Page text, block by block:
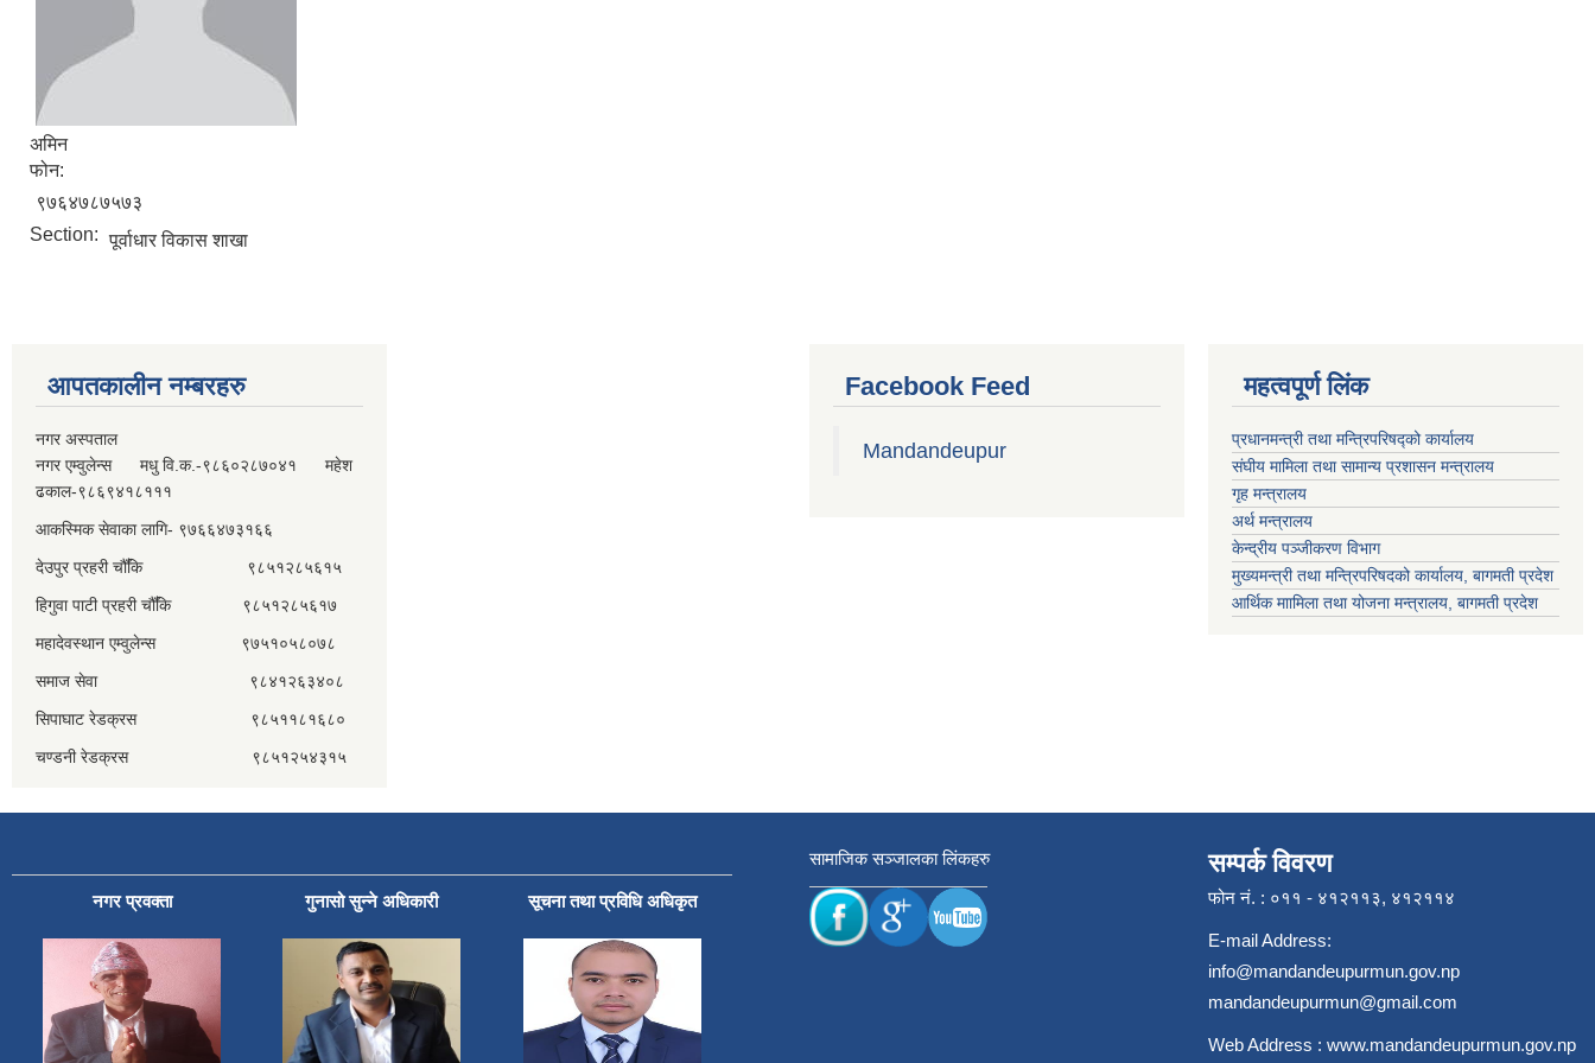
अमिन
फोन:
९७६४७८७५७३
Section: पूर्वाधार विकास शाखा
आपतकालीन नम्बरहरु
नगर अस्पताल
नगर एम्वुलेन्स मधु वि.क.-९८६०२८७०४१ महेश
ढकाल-९८६९४१८१११
आकस्मिक सेवाका लागि- ९७६६४७३१६६
देउपुर प्रहरी चौँकि ९८५१२८५६१५
हिगुवा पाटी प्रहरी चौँकि ९८५१२८५६१७
महादेवस्थान एम्वुलेन्स ९७५१०५८०७८
समाज सेवा ९८४१२६३४०८
सिपाघाट रेडक्रस ९८५११८१६८०
चण्डनी रेडक्रस ९८५१२५४३१५
Facebook Feed
Mandandeupur
महत्वपूर्ण लिंक
प्रधानमन्त्री तथा मन्त्रिपरिषद्को कार्यालय
संघीय मामिला तथा सामान्य प्रशासन मन्त्रालय
गृह मन्त्रालय
अर्थ मन्त्रालय
केन्द्रीय पञ्जीकरण विभाग
मुख्यमन्त्री तथा मन्त्रिपरिषदको कार्यालय, बागमती प्रदेश
आर्थिक माामिला तथा योजना मन्त्रालय, बागमती प्रदेश
नगर प्रवक्ता गुनासो सुन्ने अधिकारी सूचना तथा प्रविधि अधिकृत
सामाजिक सञ्जालका लिंकहरु सम्पर्क विवरण
फोन नं. : ०११ - ४१२११३, ४१२११४
E-mail Address:
info@mandandeupurmun.gov.np
mandandeupurmun@gmail.com
Web Address : www.mandandeupurmun.gov.np